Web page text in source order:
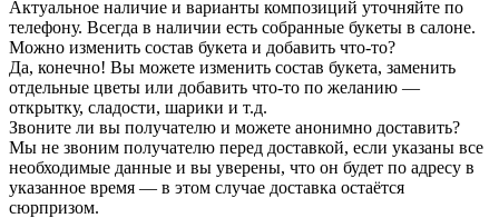
Актуальное наличие и варианты композиций уточняйте по
телефону. Всегда в наличии есть собранные букеты в салоне.
Можно изменить состав букета и добавить что-то?
Да, конечно! Вы можете изменить состав букета, заменить
отдельные цветы или добавить что-то по желанию —
открытку, сладости, шарики и т.д.
Звоните ли вы получателю и можете анонимно доставить?
Мы не звоним получателю перед доставкой, если указаны все
необходимые данные и вы уверены, что он будет по адресу в
указанное время — в этом случае доставка остаётся
сюрпризом.